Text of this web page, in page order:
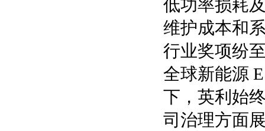
低功率损耗
维护成本和
行业奖项纷
全球新能源
下，英利始
司治理方面